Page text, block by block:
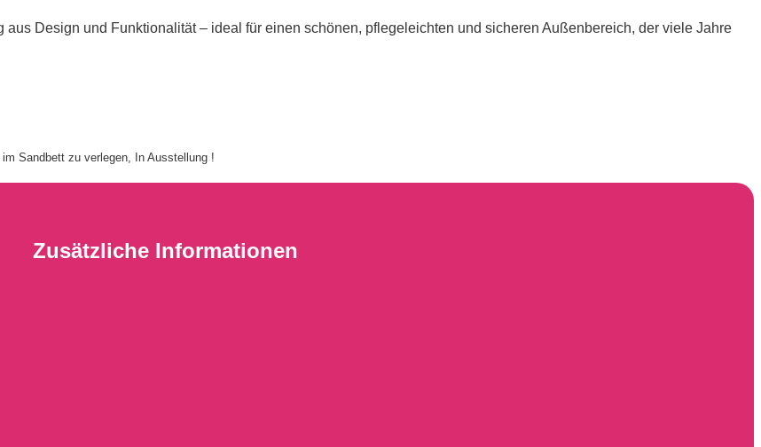
Design und Funktionalität – ideal für einen schönen, pflegeleichten und sicheren Außenbereich, der viele Jahre
Sandbett zu verlegen, In Ausstellung !
Zusätzliche Informationen